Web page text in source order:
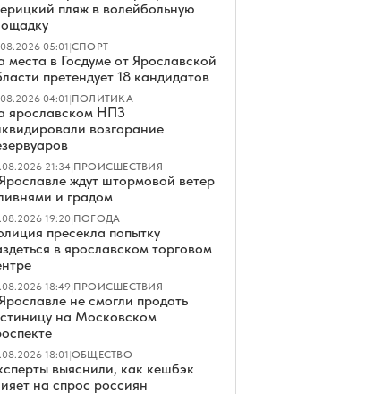
пляж в волейбольную
05:01|СПОРТ
места в Госдуме от Ярославской
претендует 18 кандидатов
04:01|ПОЛИТИКА
ярославском НПЗ
возгорание
21:34|ПРОИСШЕСТВИЯ
ждут штормовой ветер
и градом
19:20|ПОГОДА
пресекла попытку
в ярославском торговом
18:49|ПРОИСШЕСТВИЯ
не смогли продать
на Московском
18:01|ОБЩЕСТВО
выяснили, как кешбэк
на спрос россиян